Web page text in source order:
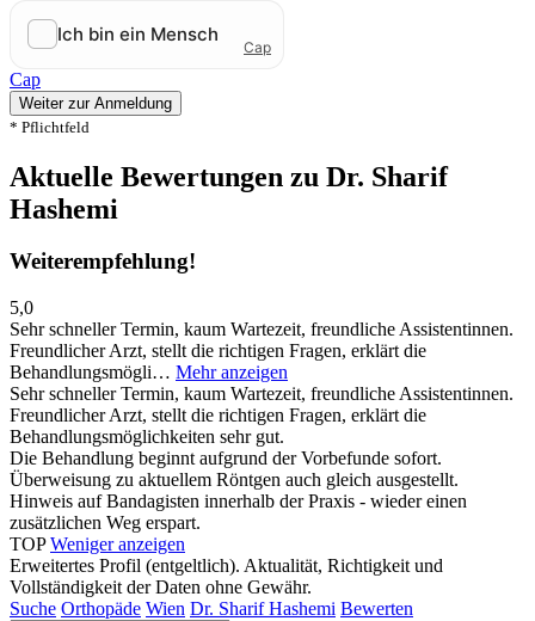
Cap
Weiter zur Anmeldung
* Pflichtfeld
Aktuelle Bewertungen zu Dr. Sharif
Hashemi
Weiterempfehlung!
5,0
Sehr schneller Termin, kaum Wartezeit, freundliche Assistentinnen.
Freundlicher Arzt, stellt die richtigen Fragen, erklärt die
Behandlungsmögli… Mehr anzeigen
Sehr schneller Termin, kaum Wartezeit, freundliche Assistentinnen.
Freundlicher Arzt, stellt die richtigen Fragen, erklärt die
Behandlungsmöglichkeiten sehr gut.
Die Behandlung beginnt aufgrund der Vorbefunde sofort.
Überweisung zu aktuellem Röntgen auch gleich ausgestellt.
Hinweis auf Bandagisten innerhalb der Praxis - wieder einen
zusätzlichen Weg erspart.
TOPWeniger anzeigen
Erweitertes Profil (entgeltlich). Aktualität, Richtigkeit und
Vollständigkeit der Daten ohne Gewähr.
Suche Orthopäde Wien Dr. Sharif Hashemi Bewerten